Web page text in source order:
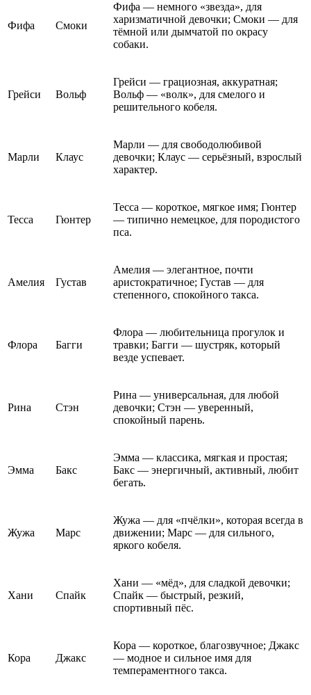
Фифа Смоки
Фифа — немного «звезда», для
харизматичной девочки; Смоки — для
тёмной или дымчатой по окрасу
собаки.
Грейси Вольф
Грейси — грациозная, аккуратная;
Вольф — «волк», для смелого и
решительного кобеля.
Марли Клаус
Марли — для свободолюбивой
девочки; Клаус — серьёзный, взрослый
характер.
Тесса Гюнтер
Тесса — короткое, мягкое имя; Гюнтер
— типично немецкое, для породистого
пса.
Амелия Густав
Амелия — элегантное, почти
аристократичное; Густав — для
степенного, спокойного такса.
Флора Багги
Флора — любительница прогулок и
травки; Багги — шустряк, который
везде успевает.
Рина Стэн
Рина — универсальная, для любой
девочки; Стэн — уверенный,
спокойный парень.
Эмма Бакс
Эмма — классика, мягкая и простая;
Бакс — энергичный, активный, любит
бегать.
Жужа Марс
Жужа — для «пчёлки», которая всегда в
движении; Марс — для сильного,
яркого кобеля.
Хани Спайк
Хани — «мёд», для сладкой девочки;
Спайк — быстрый, резкий,
спортивный пёс.
Кора Джакс
Кора — короткое, благозвучное; Джакс
— модное и сильное имя для
темпераментного такса.